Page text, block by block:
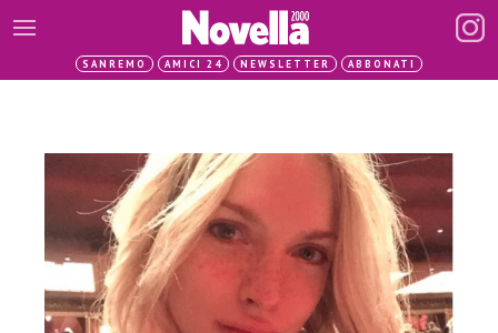
SANREMO AMICI 24 NEWSLETTER ABBONATI